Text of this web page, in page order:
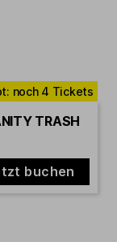
TRASH
buchen